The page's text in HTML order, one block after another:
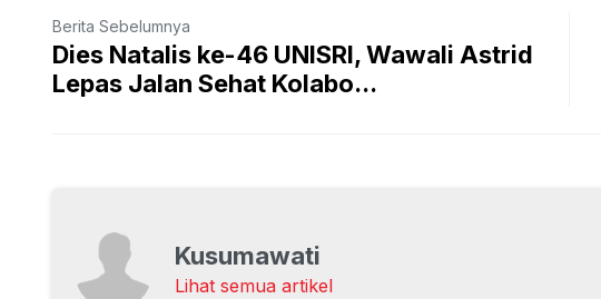
Berita Sebelumnya
Dies Natalis ke-46 UNISRI, Wawali Astrid
Lepas Jalan Sehat Kolabo...
Kusumawati
Lihat semua artikel